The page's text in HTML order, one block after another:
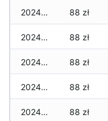
2024-12-02 88 zł
2024-12-01 88 zł
2024-11-30 88 zł
2024-11-29 88 zł
2024-11-25 88 zł